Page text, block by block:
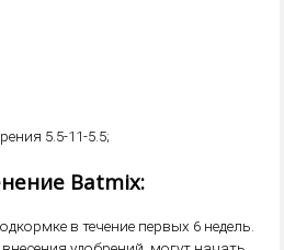
5.5-11-5.5;
Batmix:
в течение первых 6 недель.